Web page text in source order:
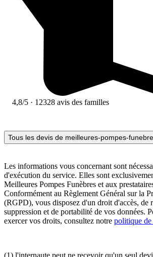
4,8/5 · 12328 avis des familles
Tous les devis de meilleures-pompes-
Les informations vous concernant sont
d'exécution du service. Elles sont
Meilleures Pompes Funèbres et aux
Conformément au Règlement Général sur la
(RGPD), vous disposez d'un droit d'accès, de
suppression et de portabilité de vos données.
exercer vos droits, consultez notre politique
(1) l'internaute peut ne recevoir qu'un seul